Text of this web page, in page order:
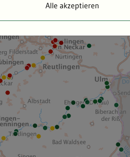
Alle akzeptieren